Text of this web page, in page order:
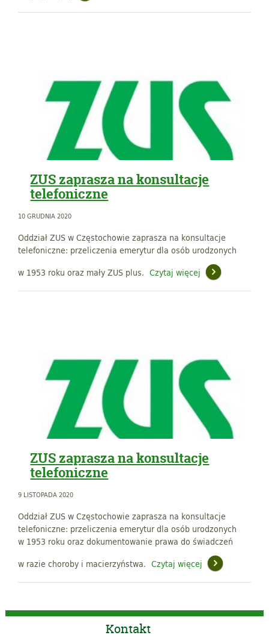
ZUS zaprasza na konsultacje
telefoniczne
10 GRUDNIA 2020
Oddział ZUS w Częstochowie zaprasza na konsultacje
telefoniczne: przeliczenia emerytur dla osób urodzonych
w 1953 roku oraz mały ZUS plus. Czytaj więcej
ZUS zaprasza na konsultacje
telefoniczne
9 LISTOPADA 2020
Oddział ZUS w Częstochowie zaprasza na konsultacje
telefoniczne: przeliczenia emerytur dla osób urodzonych
w 1953 roku oraz dokumentowanie prawa do świadczeń
w razie choroby i macierzyństwa. Czytaj więcej
Kontakt